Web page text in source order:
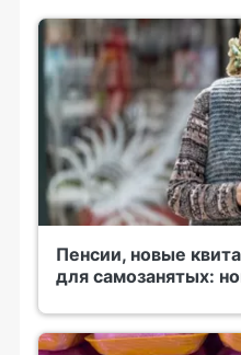
Пенсии, новые
для самозанятых: